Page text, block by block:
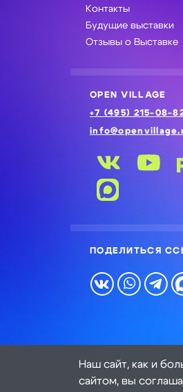
Контакты
Будущие выставки
Отзывы о Выставке
OPEN VILLAGE
+7 (495) 215-08-
ПОДЕЛИТЬСЯ
Наш сайт, как и
сайтом, вы